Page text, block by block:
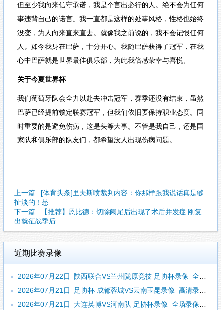
但至少我向来信守承诺，我是个言出必行的人。绝不会为任何
事违背自己的诺言。我一直都是这样的处事风格，性格也始终
没变，为人向来直来直去。就像我之前说的，我不会记恨任何
人。如今我身在巴萨，十分开心。我随巴萨获得了冠军，在我
心中巴萨就是世界最佳俱乐部，为此我倍感荣幸与喜悦。
关于今夏世界杯
我们葡萄牙队会全力以赴去冲击冠军，赛季还没有结束，虽然
巴萨已经提前锁定联赛冠军，但我们依旧要保持职业态度。同
时重要的是避免伤病，这是头等大事。不管是我自己，还是国
家队和俱乐部的队友们，都希望没人出现伤病问题。
上一篇 : [体育头条]里夫斯喷裁判内容：你那样跟我说话真是够
扯淡的！怂
下一篇 : 【推荐】恩比德：切除阑尾后出现了术后并发症 刚复
出就征战季后
近期比赛录像
2026年07月22日_陕西联合VS兰州陇原竞技 足协杯录像_全场录像【视频集锦】
2026年07月21日_足协杯 成都蓉城VS云南玉昆录像_高清录像【全场回放】
2026年07月21日_大连英博VS河南队 足协杯录像_全场录像【视频集锦】